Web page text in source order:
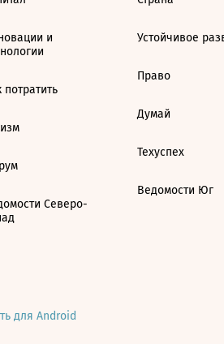
и
потратить
Северо-
Устойчивое
Право
Думай
Техуспех
Ведомости Юг
для Android